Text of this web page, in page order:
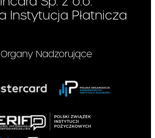
o kredyt
o
Instytucja Płatnicza
Nadzorujące